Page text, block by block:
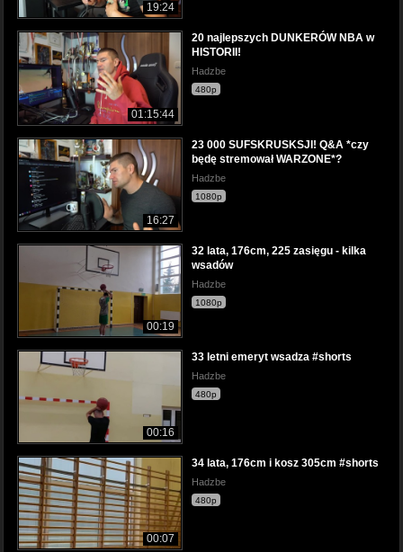
19:24
01:15:44
20 najlepszych DUNKERÓW NBA w
HISTORII!
Hadzbe
480p
16:27
23 000 SUFSKRUSKSJI! Q&A *czy
będę stremował WARZONE*?
Hadzbe
1080p
00:19
32 lata, 176cm, 225 zasięgu - kilka
wsadów
Hadzbe
1080p
00:16
33 letni emeryt wsadza #shorts
Hadzbe
480p
00:07
34 lata, 176cm i kosz 305cm #shorts
Hadzbe
480p